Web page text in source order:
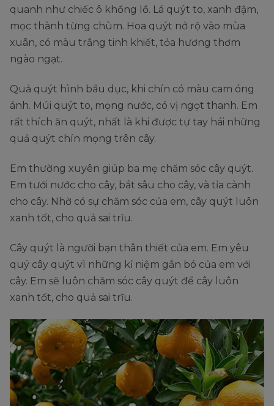
quanh như chiếc ô khổng lồ. Lá quýt to, xanh đậm,
mọc thành từng chùm. Hoa quýt nở rộ vào mùa
xuân, có màu trắng tinh khiết, tỏa hương thơm
ngào ngạt.
Quả quýt hình bầu dục, khi chín có màu cam óng
ánh. Múi quýt to, mọng nước, có vị ngọt thanh. Em
rất thích ăn quýt, nhất là khi được tự tay hái những
quả quýt chín mọng trên cây.
Em thường xuyên giúp ba mẹ chăm sóc cây quýt.
Em tưới nước cho cây, bắt sâu cho cây, và tỉa cành
cho cây. Nhờ có sự chăm sóc của em, cây quýt luôn
xanh tốt, cho quả sai trĩu.
Cây quýt là người bạn thân thiết của em. Em yêu
quý cây quýt vì những kỉ niệm gắn bó của em với
cây. Em sẽ luôn chăm sóc cây quýt để cây luôn
xanh tốt, cho quả sai trĩu.